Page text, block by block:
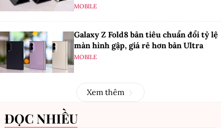
MOBILE
Galaxy Z Fold8 bản tiêu chuẩn đổi tỷ lệ
màn hình gập, giá rẻ hơn bản Ultra
MOBILE
Xem thêm
ĐỌC NHIỀU